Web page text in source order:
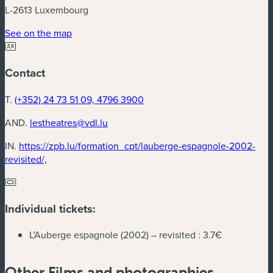
L-2613 Luxembourg
See on the map(new window)
Contact
T. (+352) 24 73 51 09, 4796 3900
AND. lestheatres@vdl.lu
IN. https://zpb.lu/formation_cpt/lauberge-espagnole-2002-
revisited/,
Individual tickets:
L’Auberge espagnole (2002) – revisited : 3.7€